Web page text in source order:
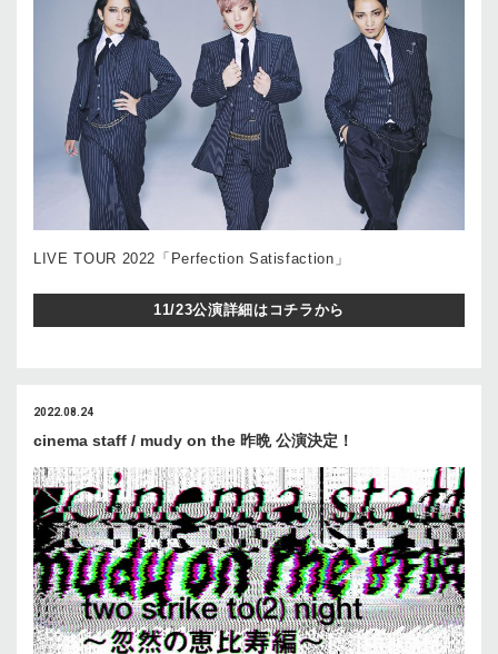
LIVE TOUR 2022「Perfection Satisfaction」
11/23公演詳細はコチラから
2022.08.24
cinema staff / mudy on the 昨晩 公演決定！